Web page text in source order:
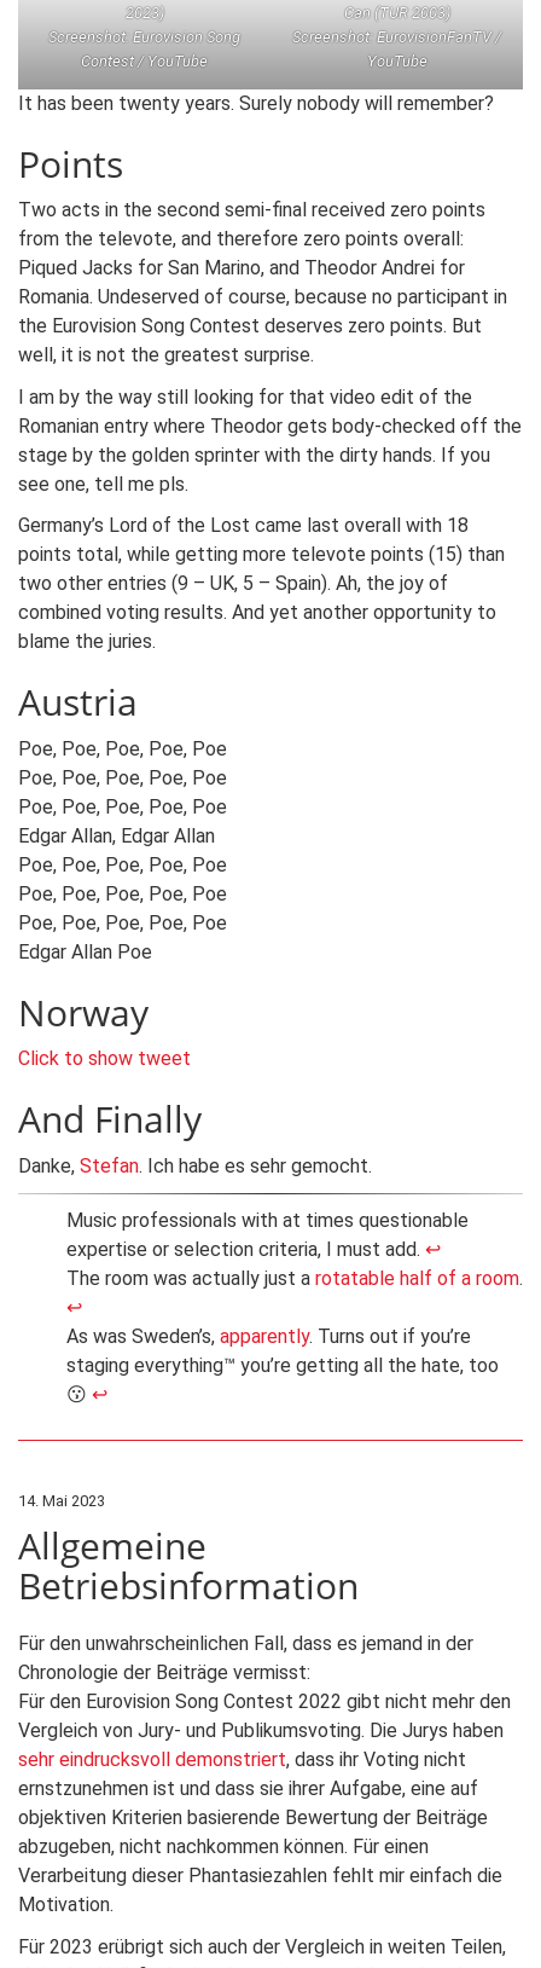
2023)
Screenshot: Eurovision Song
Contest / YouTube
Can (TUR 2003)
Screenshot: EurovisionFanTV /
YouTube
It has been twenty years. Surely nobody will remember?
Points
Two acts in the second semi-final received zero points
from the televote, and therefore zero points overall:
Piqued Jacks for San Marino, and Theodor Andrei for
Romania. Undeserved of course, because no participant in
the Eurovision Song Contest deserves zero points. But
well, it is not the greatest surprise.
I am by the way still looking for that video edit of the
Romanian entry where Theodor gets body-checked off the
stage by the golden sprinter with the dirty hands. If you
see one, tell me pls.
Germany’s Lord of the Lost came last overall with 18
points total, while getting more televote points (15) than
two other entries (9 – UK, 5 – Spain). Ah, the joy of
combined voting results. And yet another opportunity to
blame the juries.
Austria
Poe, Poe, Poe, Poe, Poe
Poe, Poe, Poe, Poe, Poe
Poe, Poe, Poe, Poe, Poe
Edgar Allan, Edgar Allan
Poe, Poe, Poe, Poe, Poe
Poe, Poe, Poe, Poe, Poe
Poe, Poe, Poe, Poe, Poe
Edgar Allan Poe
Norway
Click to show tweet
And Finally
Danke, Stefan. Ich habe es sehr gemocht.
Music professionals with at times questionable
expertise or selection criteria, I must add. ↩
The room was actually just a rotatable half of a room.
↩
As was Sweden’s, apparently. Turns out if you’re
staging everything™ you’re getting all the hate, too
😗 ↩
14. Mai 2023
Allgemeine
Betriebsinformation
Für den unwahrscheinlichen Fall, dass es jemand in der
Chronologie der Beiträge vermisst:
Für den Eurovision Song Contest 2022 gibt nicht mehr den
Vergleich von Jury- und Publikumsvoting. Die Jurys haben
sehr eindrucksvoll demonstriert, dass ihr Voting nicht
ernstzunehmen ist und dass sie ihrer Aufgabe, eine auf
objektiven Kriterien basierende Bewertung der Beiträge
abzugeben, nicht nachkommen können. Für einen
Verarbeitung dieser Phantasiezahlen fehlt mir einfach die
Motivation.
Für 2023 erübrigt sich auch der Vergleich in weiten Teilen,